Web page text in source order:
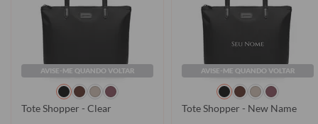
AVISE-ME QUANDO VOLTAR
Tote Shopper - Clear
AVISE-ME QUANDO VOLTAR
Tote Shopper - New Name